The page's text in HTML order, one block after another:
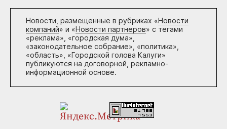
Новости, размещенные в рубриках «Новости
компаний» и «Новости партнеров» с тегами
«реклама», «городская дума»,
«законодательное собрание», «политика»,
«область», «Городской голова Калуги»
публикуются на договорной, рекламно-
информационной основе.